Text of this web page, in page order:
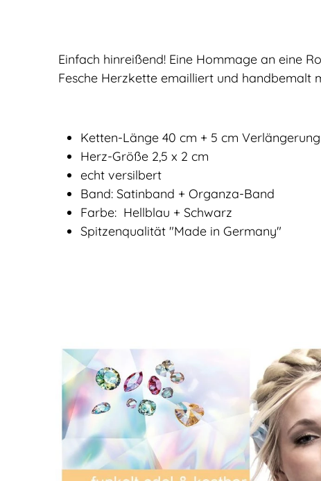
Einfach hinreißend! Eine Hommage an eine
Fesche Herzkette emailliert und handbemalt
Ketten-Länge 40 cm + 5 cm Verlängerung
Herz-Größe 2,5 x 2 cm
echt versilbert
Band: Satinband + Organza-Band
Farbe: Hellblau + Schwarz
Spitzenqualität "Made in Germany"